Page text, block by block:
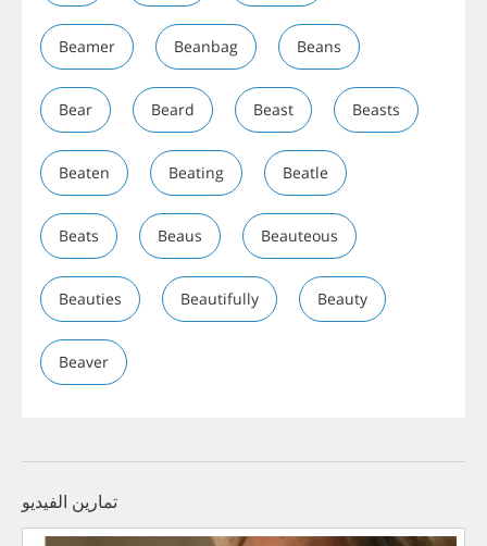
Beamer Beanbag Beans
Bear Beard Beast Beasts
Beaten Beating Beatle
Beats Beaus Beauteous
Beauties Beautifully Beauty
Beaver
تمارين الفيديو